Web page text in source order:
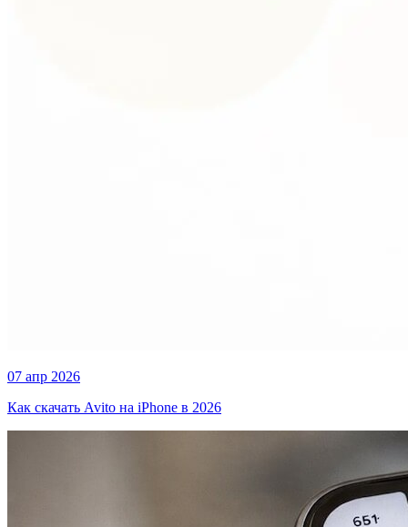
07 апр 2026
Как скачать Avito на iPhone в 2026